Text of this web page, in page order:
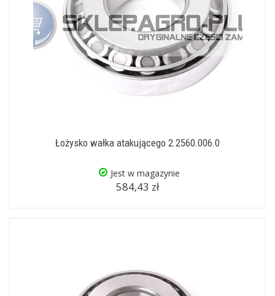
Łożysko wałka atakującego 2.2560.006.0
Jest w magazynie
584,43 zł